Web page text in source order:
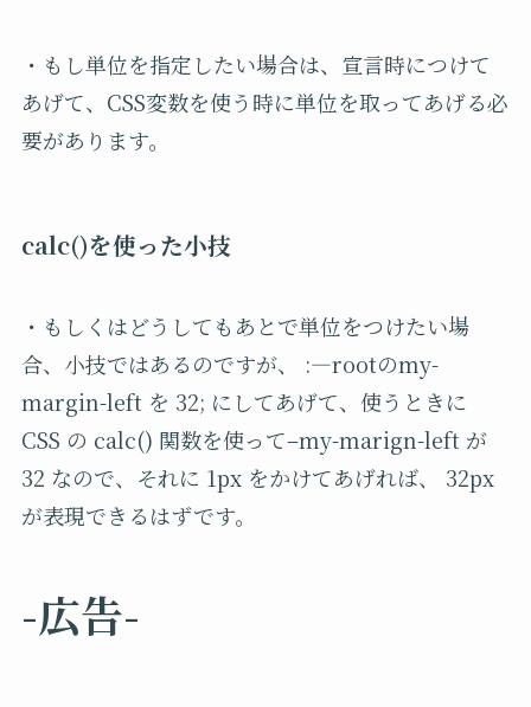
・もし単位を指定したい場合は、宣言時につけて
あげて、CSS変数を使う時に単位を取ってあげる必
要があります。
calc()を使った小技
・もしくはどうしてもあとで単位をつけたい場
合、小技ではあるのですが、
:—rootのmy-
margin-left を 32; にしてあげて、使うときに
CSS の calc() 関数を使って–my-marign-left が
32 なので、それに 1px をかけてあげれば、
32px
が表現できるはずです。
-広告-